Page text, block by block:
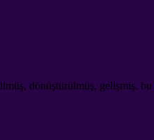
dönüştürülmüş, gelişmiş. bu